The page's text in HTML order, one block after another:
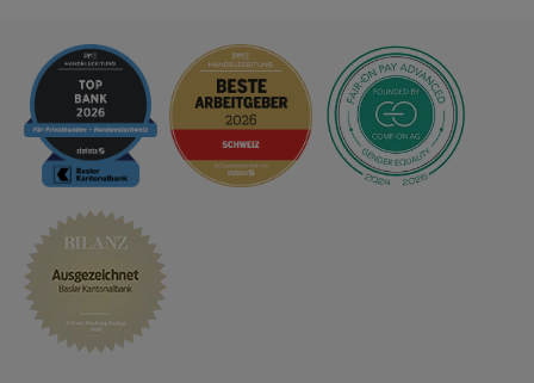
r
t
e
n
&
Z
t
z